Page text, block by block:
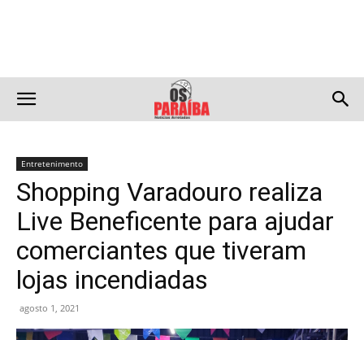
Entretenimento
Shopping Varadouro realiza
Live Beneficente para ajudar
comerciantes que tiveram
lojas incendiadas
agosto 1, 2021